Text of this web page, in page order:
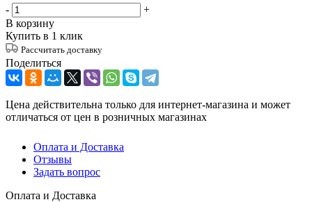
-
+
В корзину
Купить в 1 клик
Рассчитать доставку
Поделиться
Цена действительна только для интернет-магазина и может
отличаться от цен в розничных магазинах
Оплата и Доставка
Отзывы
Задать вопрос
Оплата и Доставка